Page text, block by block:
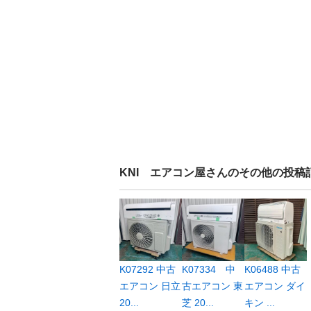
KNI エアコン屋さんのその他の投稿
K07292 中古
エアコン 日立
20...
K07334 中
古エアコン 東
芝 20...
K06488 中古
エアコン ダイ
キン ...